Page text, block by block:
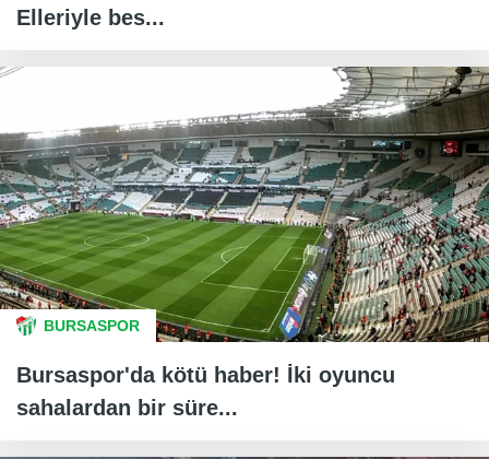
Elleriyle bes...
BURSASPOR
Bursaspor'da kötü haber! İki oyuncu
sahalardan bir süre...